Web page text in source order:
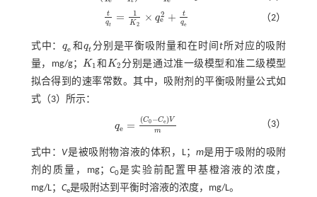
t
qt
= 1
K 2
× q2
e +
t
qe
tq =1 K2× e2+tqe （2）
式中：qe
qe 和 qt
qt分别是平衡吸附量和在时间 t所对应的吸附
量，mg/g； K1
K1 和 K2
K2 分别是通过准一级模型和准二级模型
拟合得到的速率常数。其中，吸附剂的平衡吸附量公式如
式（3） 所示：
qe = (C0 −Ce)V
m
qe =(C 0-Ce)Vm （3）
式中： V是被吸附物溶液的体积，L； m是用于吸附的吸附
剂的质量，mg； C0是实验前配置甲基橙溶液的浓度，
mg/L； Ce是吸附达到平衡时溶液的浓度，mg/L。